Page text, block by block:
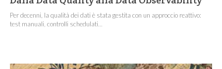
Per decenni, la qualità dei dati è stata gestita con un approccio reattivo:
test manuali, controlli schedulati...